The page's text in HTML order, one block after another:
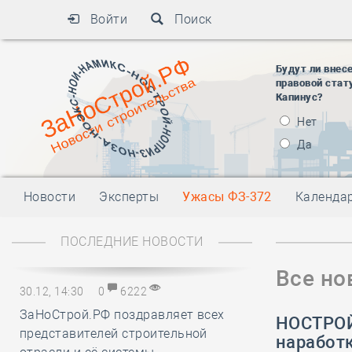
Войти Поиск
Будут ли
правовой
Капинус?
Нет
Да
Новости Эксперты Ужасы ФЗ-372
ПОСЛЕДНИЕ НОВОСТИ
30.12, 14:30 0 6222
ЗаНоСтрой.РФ поздравляет всех
представителей строительной
Все